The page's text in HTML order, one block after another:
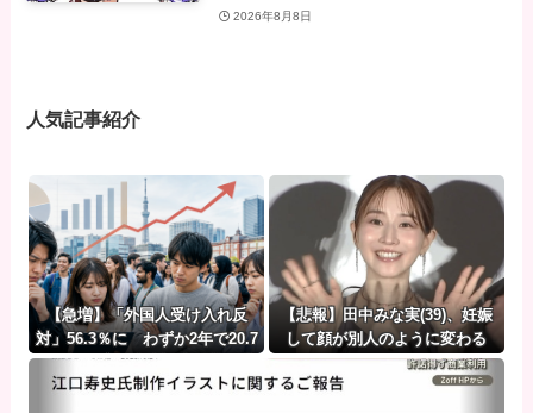
2026年8月8日
人気記事紹介
【急増】「外国人受け入れ反
対」56.3％に わずか2年で20.7
ポイント増、東大調査「若い世
代ほど増加」
【悲報】田中みな実(39)、妊娠
して顔が別人のように変わる